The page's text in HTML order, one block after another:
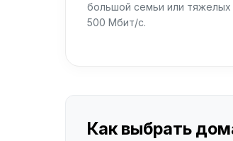
большой семьи или
500 Мбит/с.
Как выбрать